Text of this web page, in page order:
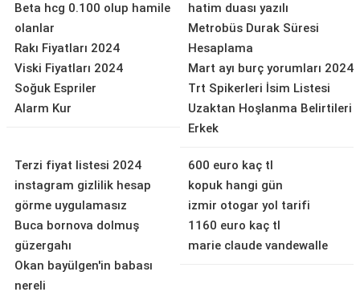
Beta hcg 0.100 olup hamile
olanlar
Rakı Fiyatları 2024
Viski Fiyatları 2024
Soğuk Espriler
Alarm Kur
hatim duası yazılı
Metrobüs Durak Süresi
Hesaplama
Mart ayı burç yorumları 2024
Trt Spikerleri İsim Listesi
Uzaktan Hoşlanma Belirtileri
Erkek
Terzi fiyat listesi 2024
instagram gizlilik hesap
görme uygulamasız
Buca bornova dolmuş
güzergahı
Okan bayülgen'in babası
nereli
600 euro kaç tl
kopuk hangi gün
izmir otogar yol tarifi
1160 euro kaç tl
marie claude vandewalle